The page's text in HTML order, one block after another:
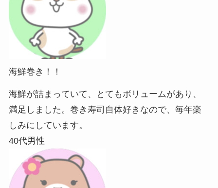
海鮮巻き！！
海鮮が詰まっていて、とてもボリュームがあり、
満足しました。巻き寿司自体好きなので、毎年楽
しみにしています。
40代男性